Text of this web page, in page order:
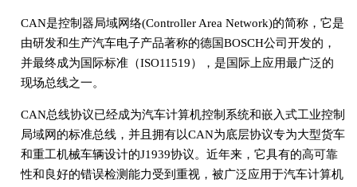
CAN是控制器局域网络(Controller Area Network)的简称，它是
由研发和生产汽车电子产品著称的德国BOSCH公司开发的，
并最终成为国际标准（ISO11519），是国际上应用最广泛的
现场总线之一。
CAN总线协议已经成为汽车计算机控制系统和嵌入式工业控制
局域网的标准总线，并且拥有以CAN为底层协议专为大型货车
和重工机械车辆设计的J1939协议。近年来，它具有的高可靠
性和良好的错误检测能力受到重视，被广泛应用于汽车计算机